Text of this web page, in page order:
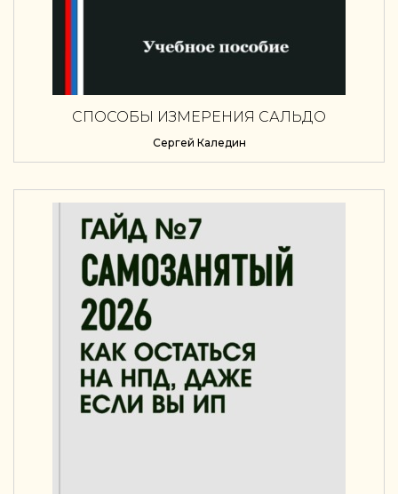
СПОСОБЫ ИЗМЕРЕНИЯ САЛЬДО
ПЛАТЕЖНОГО БАЛАНСА
Сергей Каледин